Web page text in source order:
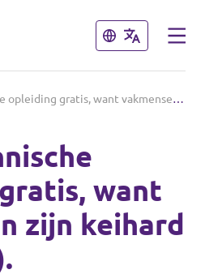
Sluiten
Sluiten
Maak technische opleiding gratis, want vakmensen zijn keihard nodig (FD).
want
zijn keihard